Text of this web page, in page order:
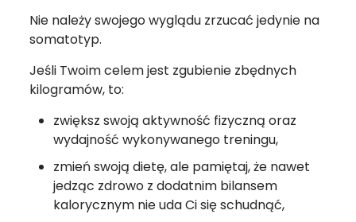
Nie należy swojego wyglądu zrzucać jedynie na
somatotyp.
Jeśli Twoim celem jest zgubienie zbędnych
kilogramów, to:
zwiększ swoją aktywność fizyczną oraz
wydajność wykonywanego treningu,
zmień swoją dietę, ale pamiętaj, że nawet
jedząc zdrowo z dodatnim bilansem
kalorycznym nie uda Ci się schudnąć,